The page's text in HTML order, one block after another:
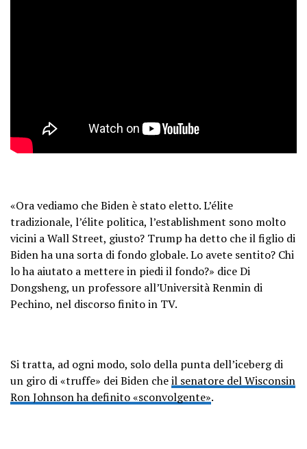
«Ora vediamo che Biden è stato eletto. L’élite
tradizionale, l’élite politica, l’establishment sono molto
vicini a Wall Street, giusto? Trump ha detto che il figlio di
Biden ha una sorta di fondo globale. Lo avete sentito? Chi
lo ha aiutato a mettere in piedi il fondo?» dice Di
Dongsheng, un professore all’Università Renmin di
Pechino, nel discorso finito in TV.
Si tratta, ad ogni modo, solo della punta dell’iceberg di
un giro di «truffe» dei Biden cheil senatore del Wisconsin
Ron Johnson ha definito «sconvolgente».